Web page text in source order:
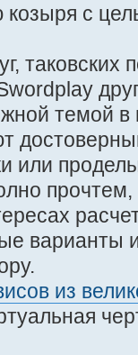
козыря с
таковских
темой в
или
прочтем,
варианты
из